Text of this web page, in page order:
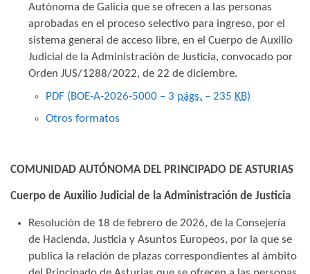
Autónoma de Galicia que se ofrecen a las personas
aprobadas en el proceso selectivo para ingreso, por el
sistema general de acceso libre, en el Cuerpo de Auxilio
Judicial de la Administración de Justicia, convocado por
Orden JUS/1288/2022, de 22 de diciembre.
PDF (BOE-A-2026-5000 – 3 págs. – 235 KB)
Otros formatos
COMUNIDAD AUTÓNOMA DEL PRINCIPADO DE ASTURIAS
Cuerpo de Auxilio Judicial de la Administración de Justicia
Resolución de 18 de febrero de 2026, de la Consejería
de Hacienda, Justicia y Asuntos Europeos, por la que se
publica la relación de plazas correspondientes al ámbito